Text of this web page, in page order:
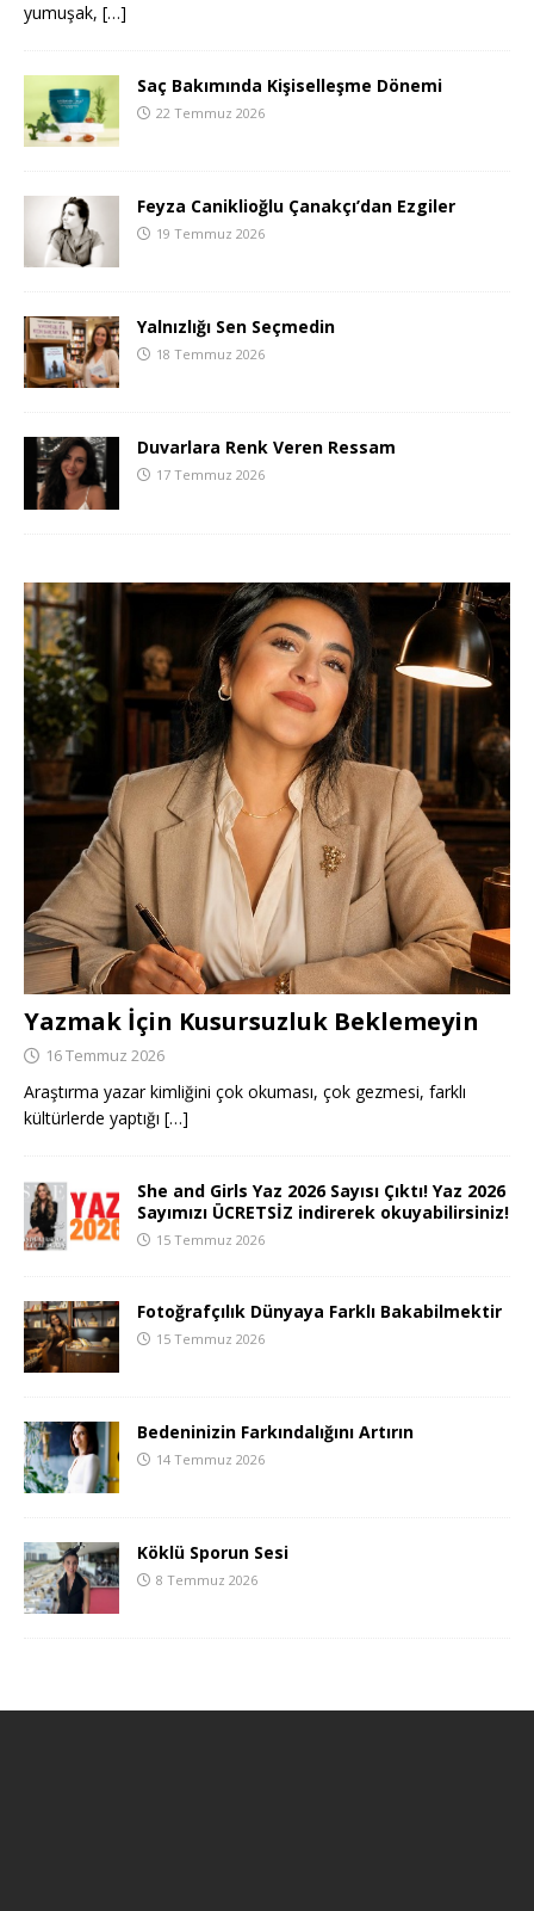
yumuşak, […]
Saç Bakımında Kişiselleşme Dönemi
22 Temmuz 2026
Feyza Caniklioğlu Çanakçı’dan Ezgiler
19 Temmuz 2026
Yalnızlığı Sen Seçmedin
18 Temmuz 2026
Duvarlara Renk Veren Ressam
17 Temmuz 2026
Yazmak İçin Kusursuzluk Beklemeyin
16 Temmuz 2026
Araştırma yazar kimliğini çok okuması, çok gezmesi, farklı
kültürlerde yaptığı […]
She and Girls Yaz 2026 Sayısı Çıktı! Yaz 2026
Sayımızı ÜCRETSİZ indirerek okuyabilirsiniz!
15 Temmuz 2026
Fotoğrafçılık Dünyaya Farklı Bakabilmektir
15 Temmuz 2026
Bedeninizin Farkındalığını Artırın
14 Temmuz 2026
Köklü Sporun Sesi
8 Temmuz 2026